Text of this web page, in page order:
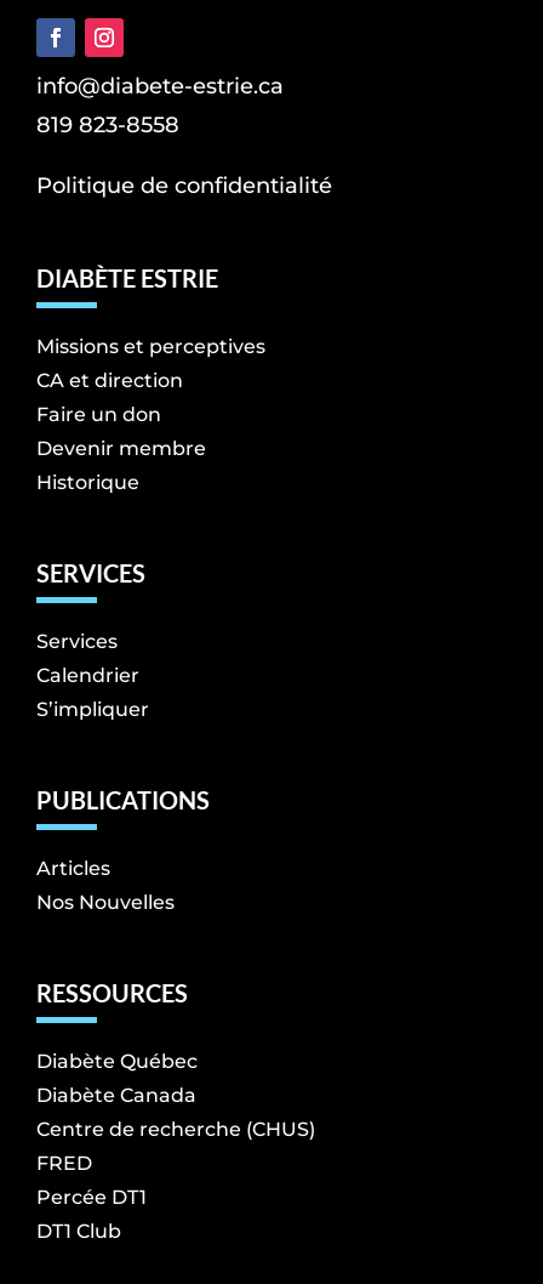
info@diabete-estrie.ca
819 823-8558
Politique de confidentialité
DIABÈTE ESTRIE
Missions et perceptives
CA et direction
Faire un don
Devenir membre
Historique
SERVICES
Services
Calendrier
S’impliquer
PUBLICATIONS
Articles
Nos Nouvelles
RESSOURCES
Diabète Québec
Diabète Canada
Centre de recherche (CHUS)
FRED
Percée DT1
DT1 Club